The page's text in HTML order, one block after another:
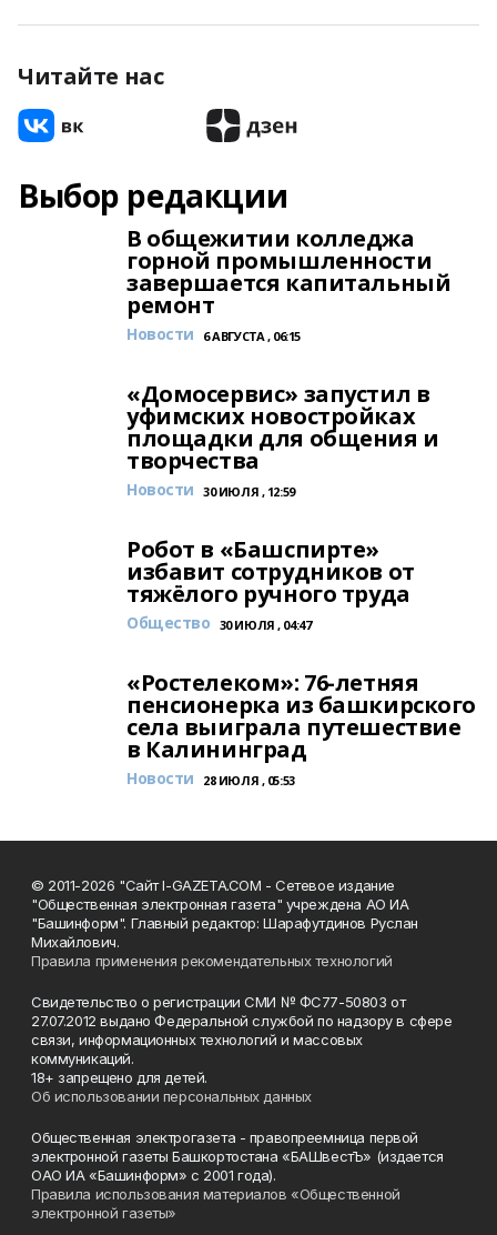
Читайте нас
Выбор редакции
В общежитии колледжа
горной промышленности
завершается капитальный
ремонт
Новости 6 АВГУСТА , 06:15
«Домосервис» запустил в
уфимских новостройках
площадки для общения и
творчества
Новости 30 ИЮЛЯ , 12:59
Робот в «Башспирте»
избавит сотрудников от
тяжёлого ручного труда
Общество 30 ИЮЛЯ , 04:47
«Ростелеком»: 76-летняя
пенсионерка из башкирского
села выиграла путешествие
в Калининград
Новости 28 ИЮЛЯ , 05:53
© 2011-2026 "Сайт I-GAZETA.COM - Сетевое издание
"Общественная электронная газета" учреждена АО ИА
"Башинформ". Главный редактор: Шарафутдинов Руслан
Михайлович.
Правила применения рекомендательных технологий
Свидетельство о регистрации СМИ № ФС77-50803 от
27.07.2012 выдано Федеральной службой по надзору в сфере
связи, информационных технологий и массовых
коммуникаций.
18+ запрещено для детей.
Об использовании персональных данных
Общественная электрогазета - правопреемница первой
электронной газеты Башкортостана «БАШвестЪ» (издается
ОАО ИА «Башинформ» с 2001 года).
Правила использования материалов «Общественной
электронной газеты»